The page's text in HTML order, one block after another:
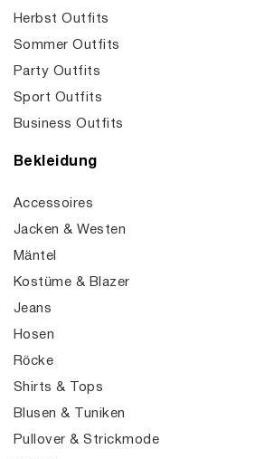
Herbst Outfits
Sommer Outfits
Party Outfits
Sport Outfits
Business Outfits
Bekleidung
Accessoires
Jacken & Westen
Mäntel
Kostüme & Blazer
Jeans
Hosen
Röcke
Shirts & Tops
Blusen & Tuniken
Pullover & Strickmode